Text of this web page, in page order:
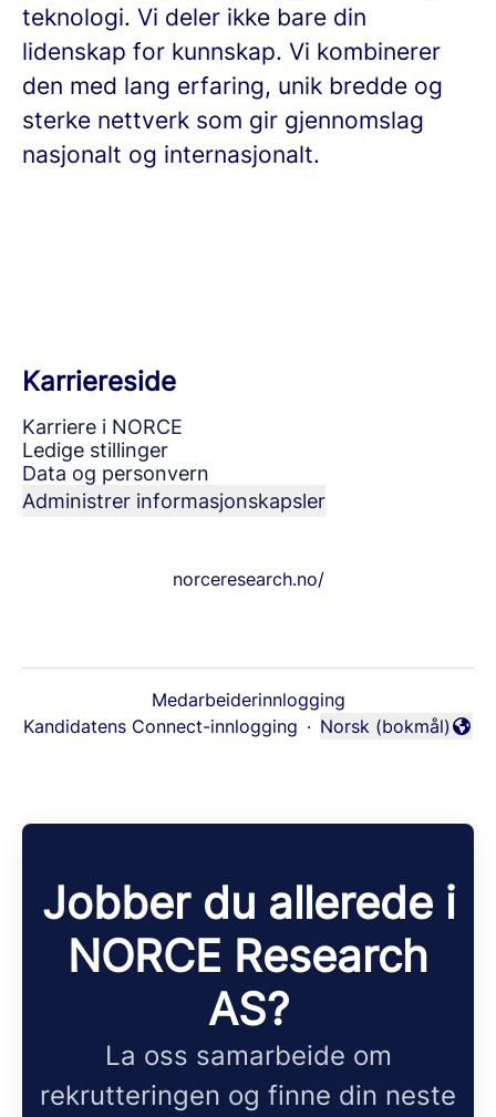
teknologi. Vi deler ikke bare din
lidenskap for kunnskap. Vi kombinerer
den med lang erfaring, unik bredde og
sterke nettverk som gir gjennomslag
nasjonalt og internasjonalt.
Karriereside
Karriere i NORCE
Ledige stillinger
Data og personvern
Administrer informasjonskapsler
norceresearch.no/
Medarbeiderinnlogging
Kandidatens Connect-innlogging ·
Endre språk
Norsk (bokmål)
Jobber du allerede i
NORCE Research
AS?
La oss samarbeide om
rekrutteringen og finne din neste